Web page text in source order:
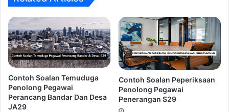
5.Over Confident! Terlalu yakin!.
dilakukan oleh calon-calon yang mempunyai keputusan
akademik yang cemerlang.
Ingin Dapatkan Rujukan Temuduga
Penolong Kurator S29???
Contoh Soalan Temuduga
Penolong Pegawai
Perancang Bandar Dan Desa
JA29
Contoh Soalan Peperiksaan
Penolong Pegawai
Penerangan S29